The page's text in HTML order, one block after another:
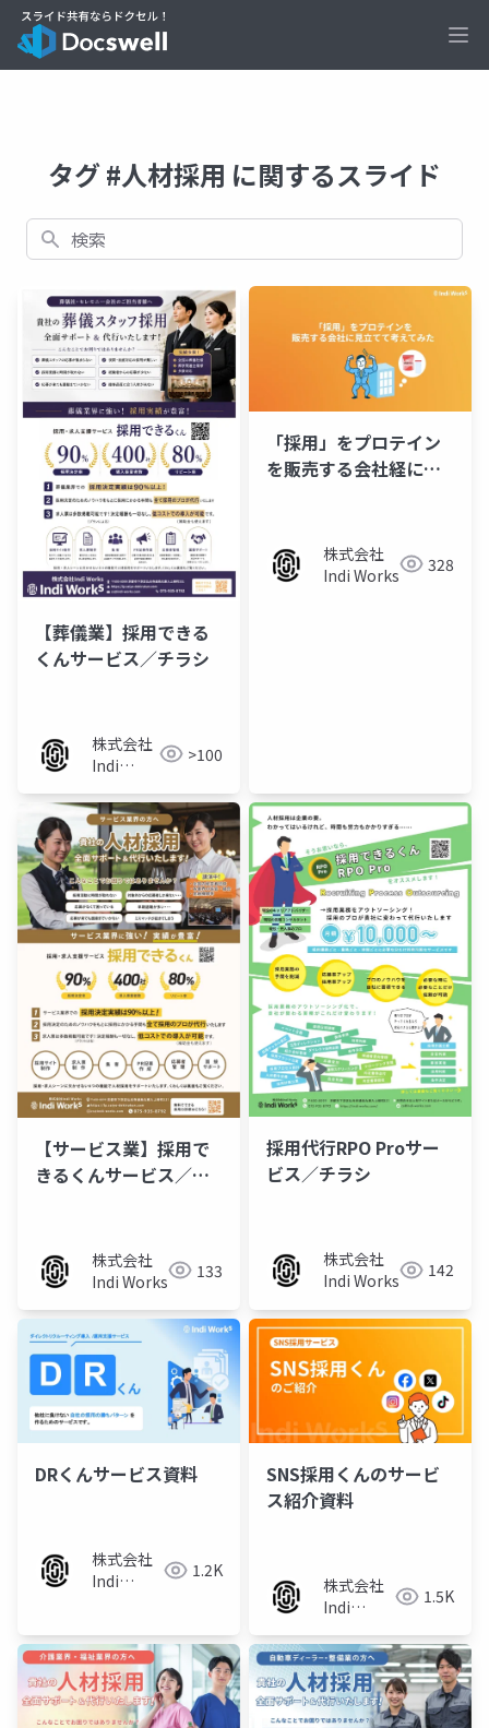
タグ #人材採用 に関するスライド
検索
【葬儀業】採用できる
くんサービス／チラシ
株式会社
Indi
>100
「採用」をプロテイン
を販売する会社経に見
株式会社
Indi Works
328
【サービス業】採用で
きるくんサービス／チ
株式会社
Indi Works
133
採用代行RPO Proサー
ビス／チラシ
株式会社
Indi Works
142
DRくんサービス資料
株式会社
Indi
1.2K
SNS採用くんのサービ
ス紹介資料
株式会社
Indi
1.5K